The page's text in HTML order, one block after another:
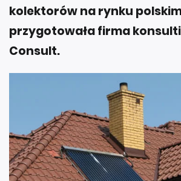
kolektorów na rynku
przygotowała firma
Consult.